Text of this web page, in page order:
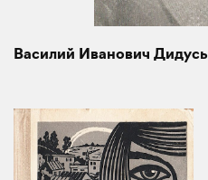
Василий Иванович Дидусь